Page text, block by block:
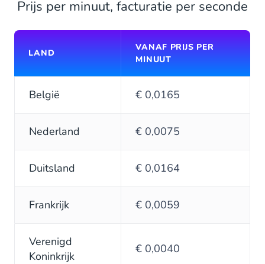
Prijs per minuut, facturatie per seconde
LAND
VANAF PRIJS PER
MINUUT
België € 0,0165
Nederland € 0,0075
Duitsland € 0,0164
Frankrijk € 0,0059
Verenigd
Koninkrijk
€ 0,0040